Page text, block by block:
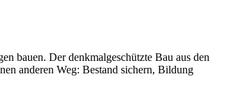
bauen. Der denkmalgeschützte Bau aus den
anderen Weg: Bestand sichern, Bildung